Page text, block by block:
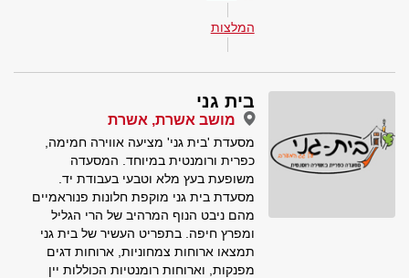
המלצות
בית גני
מושב אשרת, אשרת
מסעדת 'בית גני' מציעה אווירה חמימה,
כפרית ורומנטית במיוחד. המסעדה
משופעת בעץ מלא וטבעי בעבודת יד.
מסעדת בית גני מוקפת חלונות פנוראמיים
מהם ניבט הנוף המרהיב של הרי הגליל
ומפרץ חיפה. בתפריט העשיר של בית גני
תמצאו ארוחות צמחוניות, ארוחות דגים
מפנקות, וארוחות רומנטיות הכוללות יין